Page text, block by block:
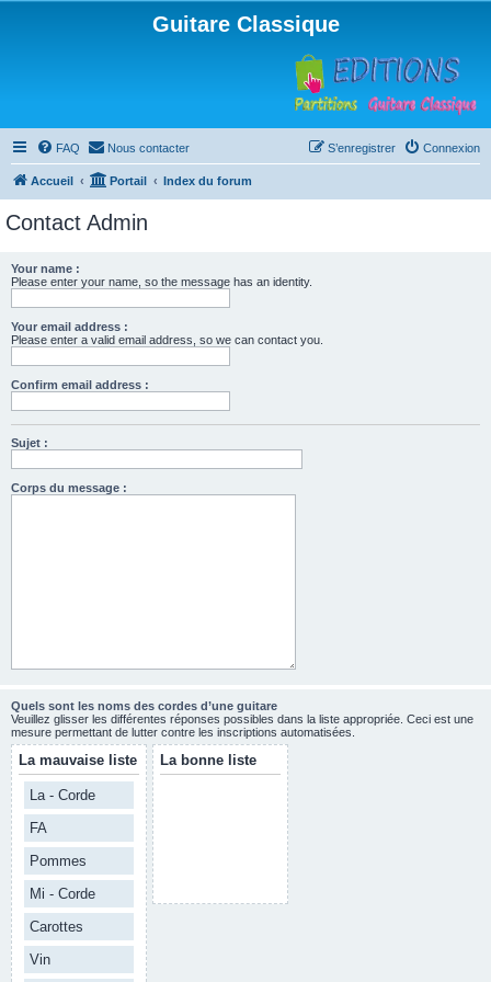
Guitare Classique
FAQ Nous contacter Connexion
S’enregistrer
Accueil Portail Index du forum
Contact Admin
Your name :
Please enter your name, so the message has an identity.
Your email address :
Please enter a valid email address, so we can contact you.
Confirm email address :
Sujet :
Corps du message :
Quels sont les noms des cordes d’une guitare
Veuillez glisser les différentes réponses possibles dans la liste appropriée. Ceci est une
mesure permettant de lutter contre les inscriptions automatisées.
La mauvaise liste
La - Corde
FA
Pommes
Mi - Corde
Carottes
Vin
La bonne liste